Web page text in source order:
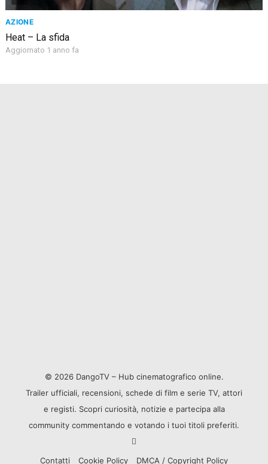
AZIONE
Heat – La sfida
Aggiornato 1 anno fa
© 2026 DangoTV – Hub cinematografico online.
Trailer ufficiali, recensioni, schede di film e serie TV, attori
e registi. Scopri curiosità, notizie e partecipa alla
community commentando e votando i tuoi titoli preferiti.
Contatti Cookie Policy DMCA / Copyright Policy